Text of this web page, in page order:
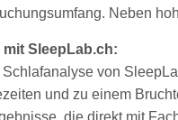
Neben
SleepLab.ch:
von
und zu einem
die direkt mit